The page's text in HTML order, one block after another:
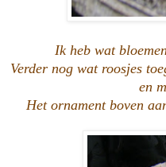
Ik heb wat
Verder nog wat roosjes
en
Het ornament boven